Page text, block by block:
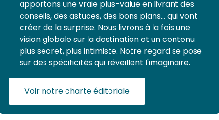
apportons une vraie plus-value en livrant des
conseils, des astuces, des bons plans... qui vont
créer de la surprise. Nous livrons à la fois une
vision globale sur la destination et un contenu
plus secret, plus intimiste. Notre regard se pose
sur des spécificités qui réveillent l'imaginaire.
Voir notre charte éditoriale